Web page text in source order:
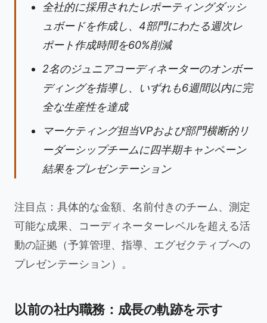
全社的に採用されたレポーティングダッシ
ュボードを作成し、4部門にわたる週次レ
ポート作成時間を60%削減
2名のジュニアコーディネーターのオンボー
ディングを指導し、いずれも6週間以内に完
全な生産性を達成
マーケティング担当VPおよび部門横断的リ
ーダーシップチームに四半期キャンペーン
結果をプレゼンテーション
注目点：具体的な金額、名前付きのチーム、測定
可能な成果、コーディネーターレベルを超える活
動の証拠（予算管理、指導、エグゼクティブへの
プレゼンテーション）。
以前の社内職務：成長の軌跡を示す